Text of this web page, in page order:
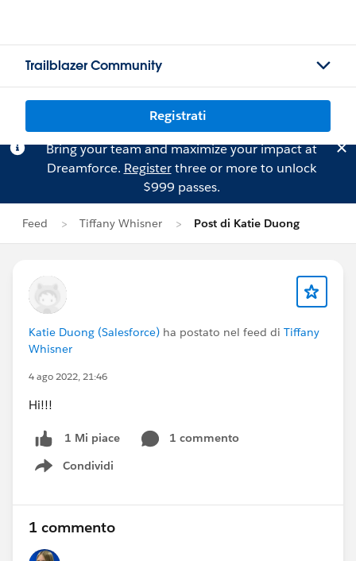
Trailblazer Community
Registrati
Bring your team and maximize your impact at
Dreamforce. Registerthree or more to unlock
$999 passes.
Feed Tiffany Whisner Post di Katie Duong
Katie Duong (Salesforce) ha postato nel feed di Tiffany
Whisner
4 ago 2022, 21:46
Hi!!!
1 Mi piace
1 commento
Condividi
Show menu
1 commento